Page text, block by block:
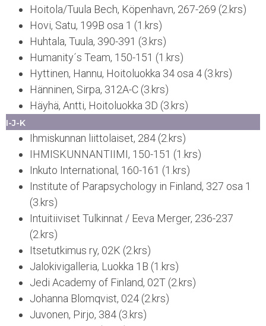
Hoitola/Tuula Bech, Köpenhavn, 267-269 (2.krs)
Hovi, Satu, 199B osa 1 (1.krs)
Huhtala, Tuula, 390-391 (3.krs)
Humanity´s Team, 150-151 (1.krs)
Hyttinen, Hannu, Hoitoluokka 34 osa 4 (3.krs)
Hänninen, Sirpa, 312A-C (3.krs)
Häyhä, Antti, Hoitoluokka 3D (3.krs)
I-J-K
Ihmiskunnan liittolaiset, 284 (2.krs)
IHMISKUNNANTIIMI, 150-151 (1.krs)
Inkuto International, 160-161 (1.krs)
Institute of Parapsychology in Finland, 327 osa 1
(3.krs)
Intuitiiviset Tulkinnat / Eeva Merger, 236-237
(2.krs)
Itsetutkimus ry, 02K (2.krs)
Jalokivigalleria, Luokka 1B (1.krs)
Jedi Academy of Finland, 02T (2.krs)
Johanna Blomqvist, 024 (2.krs)
Juvonen, Pirjo, 384 (3.krs)